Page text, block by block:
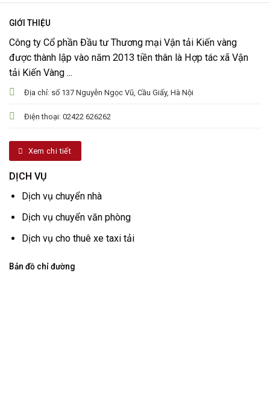
GIỚI THIỆU
Công ty Cổ phần Đầu tư Thương mại Vận tải Kiến vàng
được thành lập vào năm 2013 tiền thân là Hợp tác xã Vận
tải Kiến Vàng ...
Địa chỉ: số 137 Nguyễn Ngọc Vũ, Cầu Giấy, Hà Nội
Điện thoại: 02422 626262
Xem chi tiết
DỊCH VỤ
Dịch vụ chuyển nhà
Dịch vụ chuyển văn phòng
Dịch vụ cho thuê xe taxi tải
Bản đồ chỉ đường